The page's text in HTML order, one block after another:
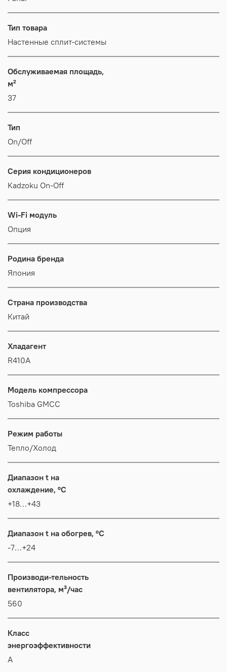
Тип товара
Настенные сплит-системы
Обслуживаемая площадь,
м²
37
Тип
On/Off
Серия кондиционеров
Kadzoku On-Off
Wi-Fi модуль
Опция
Родина бренда
Япония
Страна производства
Китай
Хладагент
R410A
Модель компрессора
Toshiba GMCC
Режим работы
Тепло/Холод
Диапазон t на
охлаждение, °C
+18…+43
Диапазон t на обогрев, °C
-7…+24
Производи-тельность
вентилятора, м³/час
560
Класс
энергоэффективности
А